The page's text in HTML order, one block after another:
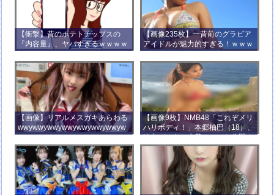
【衝撃】昔のポテトチップスの
『内容量』、ヤバすぎるｗｗｗｗ
ｗｗｗｗ
【画像235枚】一昔前のグラビア
アイドルが魅力的すぎる！ｗｗｗ
【画像】リアルメスガキあらわる
wwywwywwywwywwywwywwyw
wywwy
【画像9枚】NMB48「これぞメリ
ハリボディ！」本郷柚巴（18）、
迫力バストの水着ショット公開！